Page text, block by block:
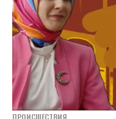
ПРОИСШЕСТВИЯ